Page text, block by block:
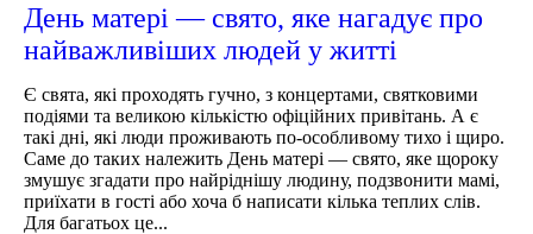
День матері — свято, яке нагадує про
найважливіших людей у житті
Є свята, які проходять гучно, з концертами, святковими
подіями та великою кількістю офіційних привітань. А є
такі дні, які люди проживають по-особливому тихо і щиро.
Саме до таких належить День матері — свято, яке щороку
змушує згадати про найріднішу людину, подзвонити мамі,
приїхати в гості або хоча б написати кілька теплих слів.
Для багатьох це...